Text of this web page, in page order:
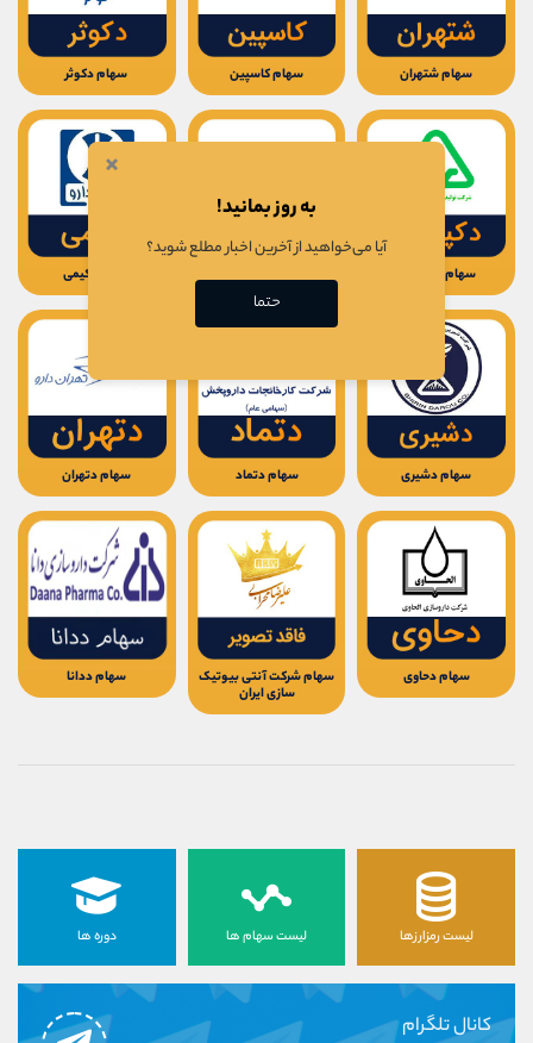
سهام شتهران سهام کاسپین سهام دکوثر
سهام دکپسول سهام دقاضی سهام دکیمی
سهام دشیری سهام دتماد سهام دتهران
سهام دحاوی سهام شرکت آنتی بیوتیک
سازی ایران
سهام ددانا
لیست رمزارزها لیست سهام ها دوره ها
کانال تلگرام
×
به روز بمانید!
آیا می‌خواهید از آخرین اخبار مطلع شوید؟
حتما